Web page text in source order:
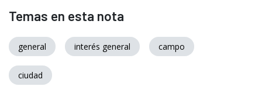
Temas en esta nota
general interés general campo
ciudad